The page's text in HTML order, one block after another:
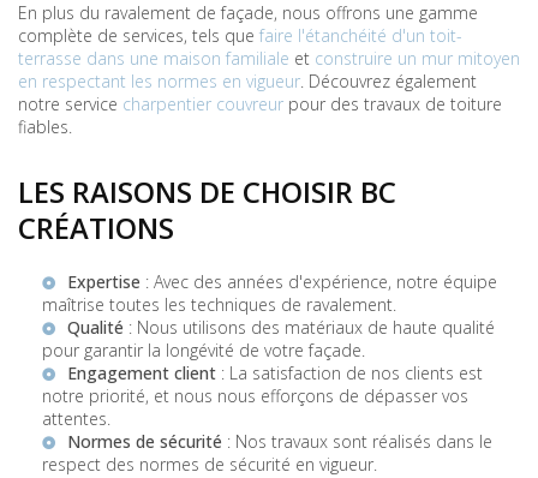
En plus du ravalement de façade, nous offrons une gamme
complète de services, tels que faire l'étanchéité d'un toit-
terrasse dans une maison familiale et construire un mur mitoyen
en respectant les normes en vigueur. Découvrez également
notre service charpentier couvreur pour des travaux de toiture
fiables.
LES RAISONS DE CHOISIR BC
CRÉATIONS
Expertise : Avec des années d'expérience, notre équipe
maîtrise toutes les techniques de ravalement.
Qualité : Nous utilisons des matériaux de haute qualité
pour garantir la longévité de votre façade.
Engagement client : La satisfaction de nos clients est
notre priorité, et nous nous efforçons de dépasser vos
attentes.
Normes de sécurité : Nos travaux sont réalisés dans le
respect des normes de sécurité en vigueur.